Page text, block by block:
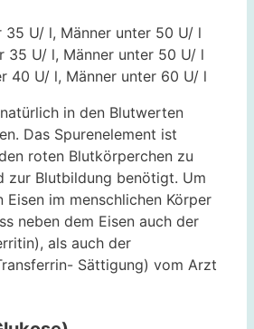
35 U/ l, Männer unter 50 U/ l
35 U/ l, Männer unter 50 U/ l
40 U/ l, Männer unter 60 U/ l
in den Blutwerten
Das Spurenelement ist
roten Blutkörperchen zu
zur Blutbildung benötigt. Um
Eisen im menschlichen Körper
neben dem Eisen auch der
als auch der
Sättigung) vom Arzt